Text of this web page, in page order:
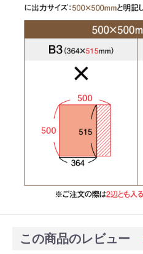
この商品のレビュー